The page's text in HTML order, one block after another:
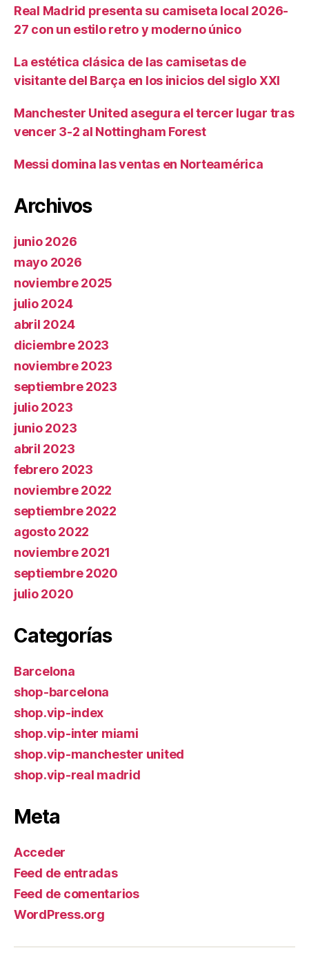
Real Madrid presenta su camiseta local 2026-
27 con un estilo retro y moderno único
La estética clásica de las camisetas de
visitante del Barça en los inicios del siglo XXI
Manchester United asegura el tercer lugar tras
vencer 3-2 al Nottingham Forest
Messi domina las ventas en Norteamérica
Archivos
junio 2026
mayo 2026
noviembre 2025
julio 2024
abril 2024
diciembre 2023
noviembre 2023
septiembre 2023
julio 2023
junio 2023
abril 2023
febrero 2023
noviembre 2022
septiembre 2022
agosto 2022
noviembre 2021
septiembre 2020
julio 2020
Categorías
Barcelona
shop-barcelona
shop.vip-index
shop.vip-inter miami
shop.vip-manchester united
shop.vip-real madrid
Meta
Acceder
Feed de entradas
Feed de comentarios
WordPress.org